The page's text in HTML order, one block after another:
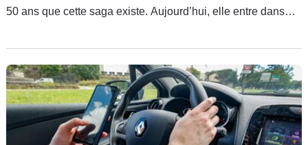
50 ans que cette saga existe. Aujourd’hui, elle entre dans
100 % électrique dénommée ID. Polo. Mais, laquelle faut-il
choisir entre la thermique ou l’électrique ?